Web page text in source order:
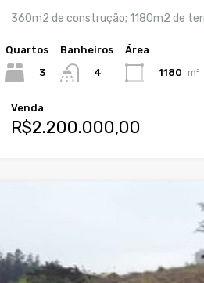
360m2 de construção; 1180m2 de
Quartos
3
Banheiros
4
Área
1180 m²
Venda
R$2.200.000,00